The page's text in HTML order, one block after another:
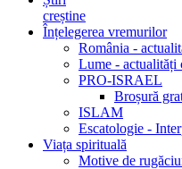
creștine
Înțelegerea vremurilor
România -
Lume - actualități
PRO-ISRAEL
Broșură
ISLAM
Escatologie -
Viața spirituală
Motive de